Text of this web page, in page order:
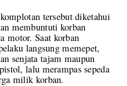
tersebut diketahui
membuntuti korban
motor. Saat korban
langsung memepet,
senjata tajam maupun
lalu merampas sepeda
milik korban.